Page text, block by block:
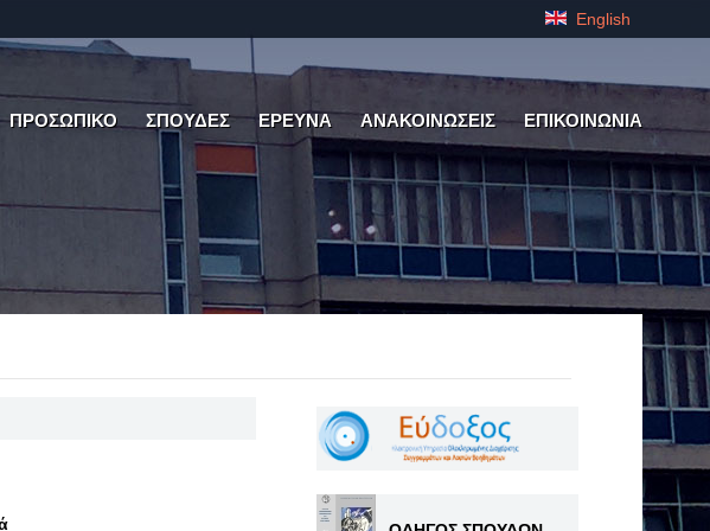
English
ΠΡΟΣΩΠΙΚΟ ΣΠΟΥΔΕΣ ΕΡΕΥΝΑ ΑΝΑΚΟΙΝΩΣΕΙΣ ΕΠΙΚΟΙΝΩΝΙΑ